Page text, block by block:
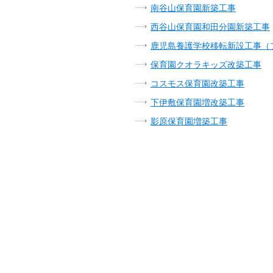
南谷山保育園新築工事
西谷山保育園和田分園新築工事
鹿児島養護学校移転新設工事（
保育園クオラキッズ改築工事
コスモス保育園改築工事
下伊敷保育園増改築工事
影原保育園増築工事